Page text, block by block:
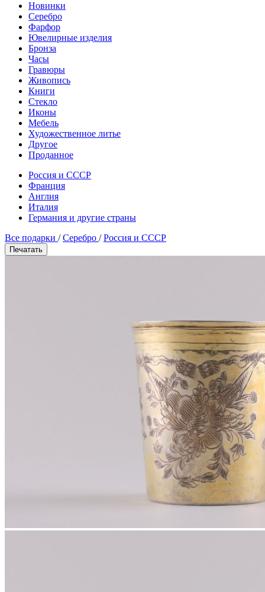
Новинки
Серебро
Фарфор
Ювелирные изделия
Бронза
Часы
Гравюры
Живопись
Книги
Стекло
Иконы
Мебель
Художественное литье
Другое
Проданное
Россия и СССР
Франция
Англия
Италия
Германия и другие страны
Все подарки /Серебро /Россия и СССР